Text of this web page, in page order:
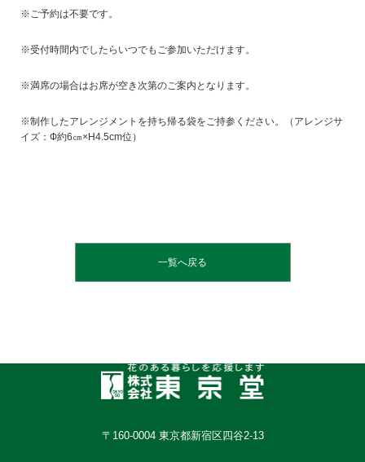
※ご予約は不要です。
※受付時間内でしたらいつでもご参加いただけます。
※満席の場合はお席が空き次第のご案内となります。
※制作したアレンジメントを持ち帰る袋をご持参ください。（アレンジサ
イズ：Ф約6㎝×H4.5cm位）
一覧へ戻る
〒160-0004 東京都新宿区四谷2-13